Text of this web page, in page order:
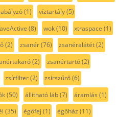
(1) víztartály(5)
(8) wok(10) xtraspace (1)
(2) zsanér(76) zsanéralátét(2)
(2) zsanértartó(2)
zsírfilter(2) zsírszűrő(6)
(50) állítható láb(7) áramlás (1)
(35) égőfej (1) égőház (11)